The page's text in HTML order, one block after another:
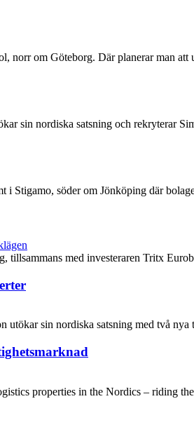
norr om Göteborg. Där planerar man
sin nordiska satsning och rekryterar
i Stigamo, söder om Jönköping där
tillsammans med investeraren Tritx
utökar sin nordiska satsning med två
properties in the Nordics – riding